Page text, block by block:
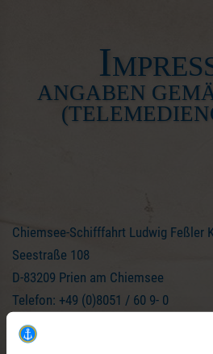
ANGABEN
Chiemsee-Schifffahrt Ludwig Feßler
Seestraße 108
D-83209 Prien am Chiemsee
Telefon: +49 (0)8051 / 60 9- 0
Telefax: +49 (0)8051 / 62 943
E-Mail: info@chiemsee-schifffahrt.de